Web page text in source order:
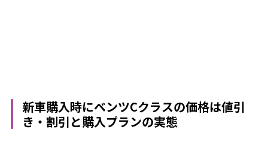
新車購入時にベンツCクラスの価格は値引
き・割引と購入プランの実態